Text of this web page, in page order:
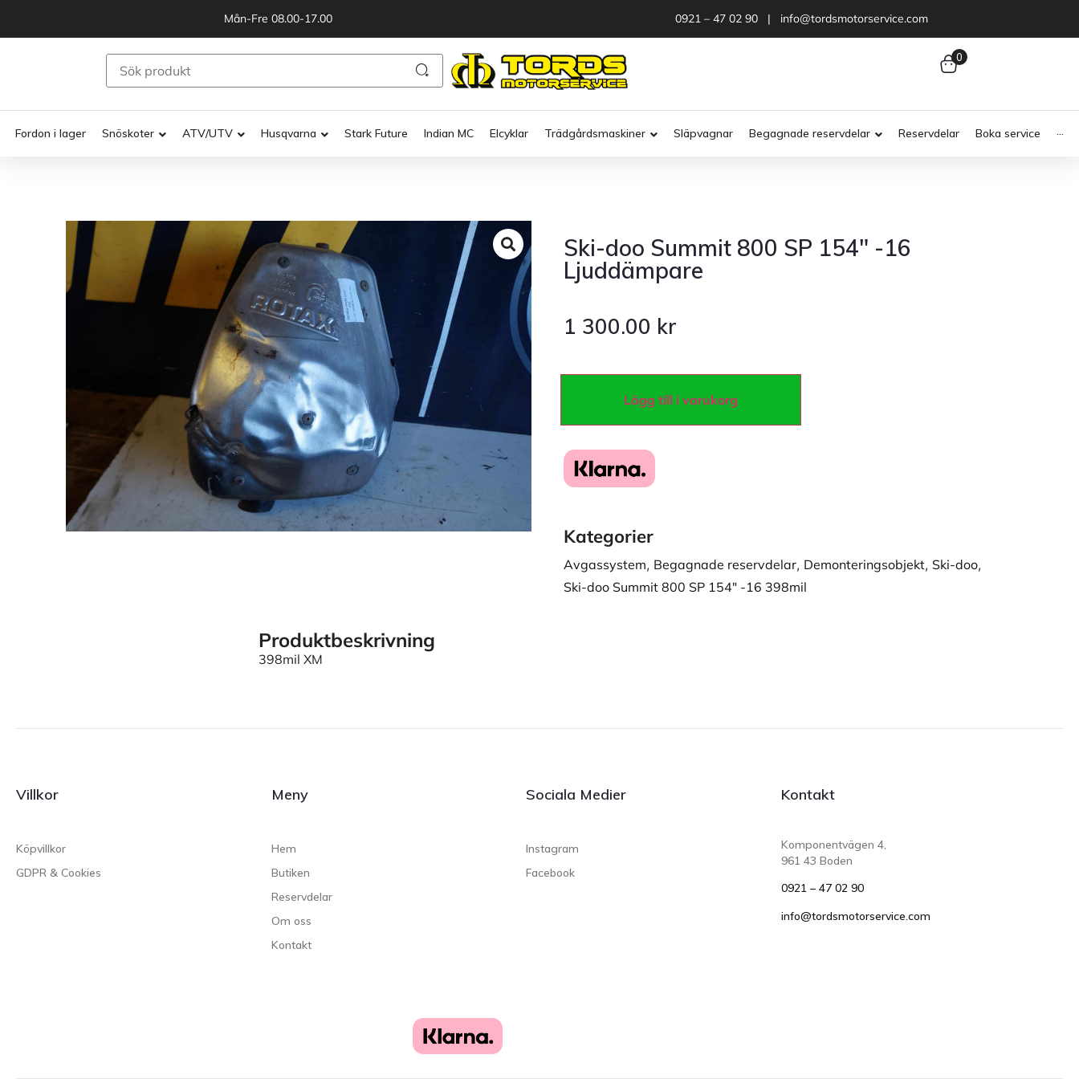
Mån-Fre 08.00-17.00 0921 – 47 02 90 | info@tordsmotorservice.com
0
Fordon i lager Snöskoter ATV/UTV Husqvarna Stark Future Indian MC Elcyklar Trädgårdsmaskiner Släpvagnar Begagnade reservdelar Reservdelar Boka service ···
Ski-doo Summit 800 SP 154″ -16
Ljuddämpare
1 300.00 kr
Lägg till i varukorg
Kategorier
Avgassystem, Begagnade reservdelar, Demonteringsobjekt, Ski-doo,
Ski-doo Summit 800 SP 154" -16 398mil
Produktbeskrivning
398mil XM
Villkor
Köpvillkor
GDPR & Cookies
Meny
Hem
Butiken
Reservdelar
Om oss
Kontakt
Sociala Medier
Instagram
Facebook
Kontakt
Komponentvägen 4,
961 43 Boden
0921 – 47 02 90
info@tordsmotorservice.com